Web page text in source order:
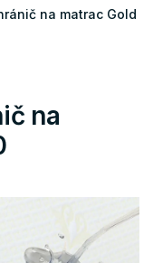
na matrac Gold
na